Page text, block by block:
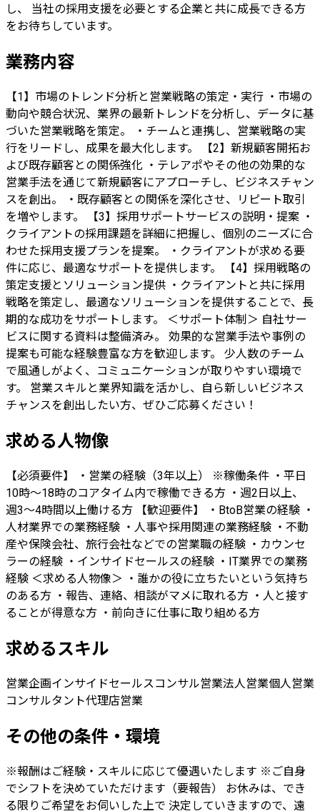
し、 当社の採用支援を必要とする企業と共に成長できる方
をお待ちしています。
業務内容
【1】市場のトレンド分析と営業戦略の策定・実行 ・市場の
動向や競合状況、業界の最新トレンドを分析し、データに基
づいた営業戦略を策定。 ・チームと連携し、営業戦略の実
行をリードし、成果を最大化します。 【2】新規顧客開拓お
よび既存顧客との関係強化 ・テレアポやその他の効果的な
営業手法を通じて新規顧客にアプローチし、ビジネスチャン
スを創出。 ・既存顧客との関係を深化させ、リピート取引
を増やします。 【3】採用サポートサービスの説明・提案 ・
クライアントの採用課題を詳細に把握し、個別のニーズに合
わせた採用支援プランを提案。 ・クライアントが求める要
件に応じ、最適なサポートを提供します。 【4】採用戦略の
策定支援とソリューション提供 ・クライアントと共に採用
戦略を策定し、最適なソリューションを提供することで、長
期的な成功をサポートします。 ＜サポート体制＞ 自社サー
ビスに関する資料は整備済み。 効果的な営業手法や事例の
提案も可能な経験豊富な方を歓迎します。 少人数のチーム
で風通しがよく、コミュニケーションが取りやすい環境で
す。 営業スキルと業界知識を活かし、自ら新しいビジネス
チャンスを創出したい方、ぜひご応募ください！
求める人物像
【必須要件】 ・営業の経験（3年以上） ※稼働条件 ・平日
10時～18時のコアタイム内で稼働できる方 ・週2日以上、
週3～4時間以上働ける方 【歓迎要件】 ・BtoB営業の経験 ・
人材業界での業務経験 ・人事や採用関連の業務経験 ・不動
産や保険会社、旅行会社などでの営業職の経験 ・カウンセ
ラーの経験 ・インサイドセールスの経験 ・IT業界での業務
経験 ＜求める人物像＞ ・誰かの役に立ちたいという気持ち
のある方 ・報告、連絡、相談がマメに取れる方 ・人と接す
ることが得意な方 ・前向きに仕事に取り組める方
求めるスキル
営業企画インサイドセールス コンサル営業法人営業個人営業
コンサルタント代理店営業
その他の条件・環境
※報酬はご経験・スキルに応じて優遇いたします ※ご自身
でシフトを決めていただけます（要報告） お休みは、でき
る限りご希望をお伺いした上で 決定していきますので、遠